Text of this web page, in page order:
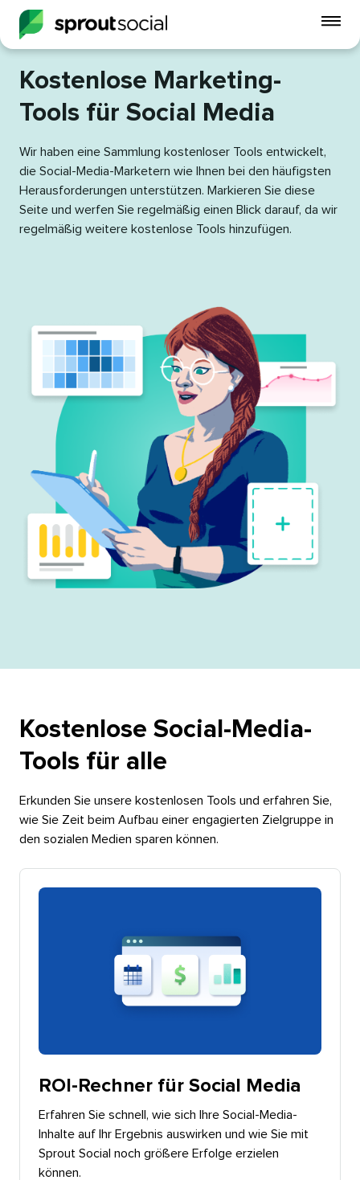
Kostenlose Marketing-
Tools für Social Media​​
Wir haben eine Sammlung kostenloser Tools entwickelt,
die Social-Media-Marketern wie Ihnen bei den häufigsten
Herausforderungen unterstützen. Markieren Sie diese
Seite und werfen Sie regelmäßig einen Blick darauf, da wir
regelmäßig weitere kostenlose Tools hinzufügen.​​
Kostenlose Social-Media-
Tools für alle​​
Erkunden Sie unsere kostenlosen Tools und erfahren Sie,
wie Sie Zeit beim Aufbau einer engagierten Zielgruppe in
den sozialen Medien sparen können.​​
ROI-Rechner für Social Media​​
Erfahren Sie schnell, wie sich Ihre Social-Media-
Inhalte auf Ihr Ergebnis auswirken und wie Sie mit
Sprout Social noch größere Erfolge erzielen
können.​​